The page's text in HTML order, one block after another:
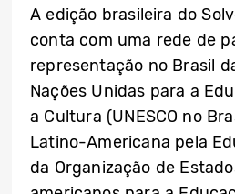
A edição brasileira do
conta com uma rede de
representação no Brasil
Nações Unidas para a
a Cultura (UNESCO no
Latino-Americana pela
da Organização de